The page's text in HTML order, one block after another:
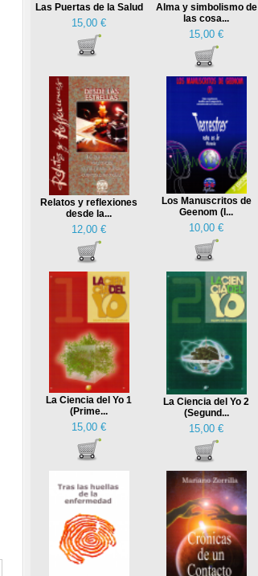
Las Puertas de la Salud
15,00 €
Alma y simbolismo de
las cosa...
15,00 €
Relatos y reflexiones
desde la...
12,00 €
Los Manuscritos de
Geenom (I...
10,00 €
La Ciencia del Yo 1
(Prime...
15,00 €
La Ciencia del Yo 2
(Segund...
15,00 €